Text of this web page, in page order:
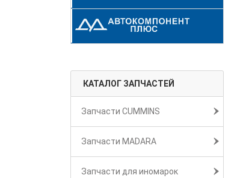
КАТАЛОГ ЗАПЧАСТЕЙ
Запчасти CUMMINS
Запчасти MADARA
Запчасти для иномарок